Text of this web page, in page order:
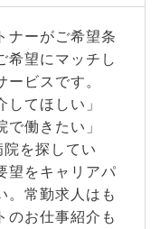
ナーがご希望条
希望にマッチし
ビスです。
してほしい」
で働きたい」
院を探してい
望をキャリアパ
。常勤求人はも
のお仕事紹介も